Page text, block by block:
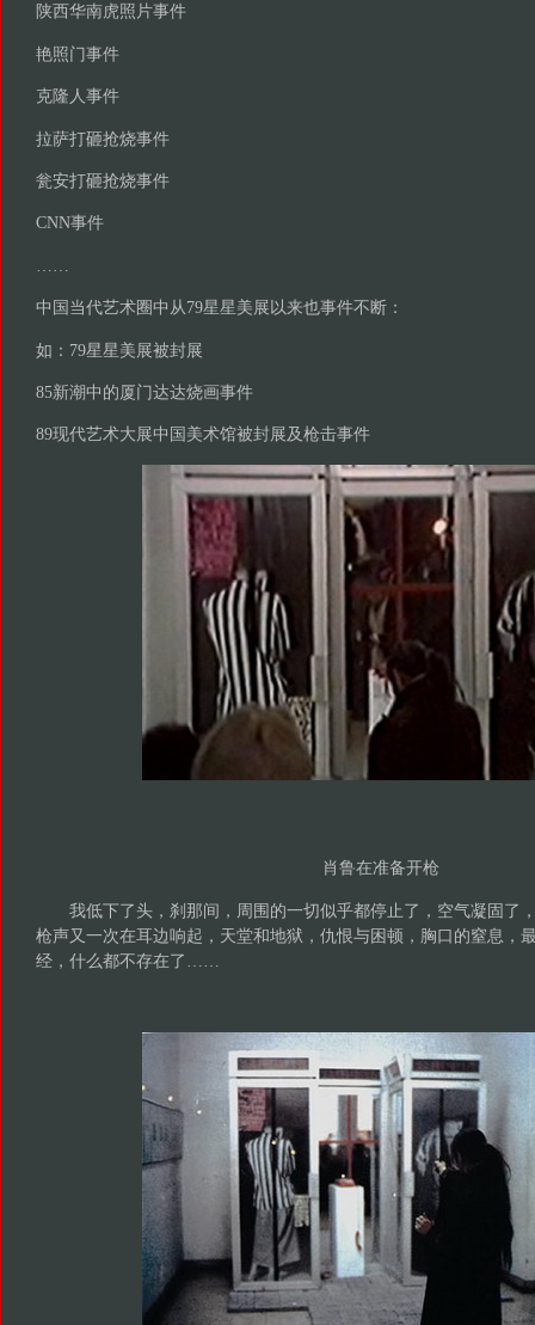
陕西华南虎照片事件
艳照门事件
克隆人事件
拉萨打砸抢烧事件
瓮安打砸抢烧事件
CNN事件
中国当代艺术圈中从79星星美展以来也事件不断：
如：79星星美展被封展
85新潮中的厦门达达烧画事件
89现代艺术大展中国美术馆被封展及枪击事件
肖鲁在准备开枪
我低下了头，刹那间，周围的一切似乎都停止了，空气凝固了
枪声又一次在耳边响起，天堂和地狱，仇恨与困顿，胸口的窒息，
经，什么都不存在了……